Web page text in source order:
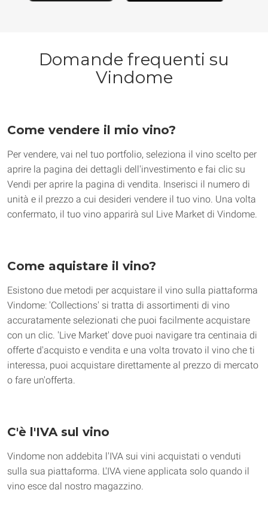
Domande frequenti su
Vindome
Come vendere il mio vino?
Per vendere, vai nel tuo portfolio, seleziona il vino scelto per
aprire la pagina dei dettagli dell'investimento e fai clic su
Vendi per aprire la pagina di vendita. Inserisci il numero di
unità e il prezzo a cui desideri vendere il tuo vino. Una volta
confermato, il tuo vino apparirà sul Live Market di Vindome.
Come aquistare il vino?
Esistono due metodi per acquistare il vino sulla piattaforma
Vindome: 'Collections' si tratta di assortimenti di vino
accuratamente selezionati che puoi facilmente acquistare
con un clic. 'Live Market' dove puoi navigare tra centinaia di
offerte d'acquisto e vendita e una volta trovato il vino che ti
interessa, puoi acquistare direttamente al prezzo di mercato
o fare un'offerta.
C'è l'IVA sul vino
Vindome non addebita l'IVA sui vini acquistati o venduti
sulla sua piattaforma. L'IVA viene applicata solo quando il
vino esce dal nostro magazzino.